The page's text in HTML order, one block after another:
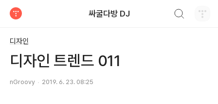
싸굴다방 DJ
디자인
디자인 트렌드 011
nGroovy 2019. 6. 23. 08:25